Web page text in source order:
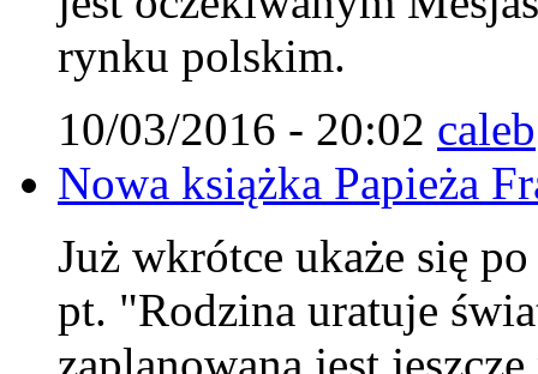
rynku polskim.
10/03/2016 - 20:02 caleb
Nowa książka Papieża
Już wkrótce ukaże się
pt. "Rodzina uratuje
zaplanowana jest